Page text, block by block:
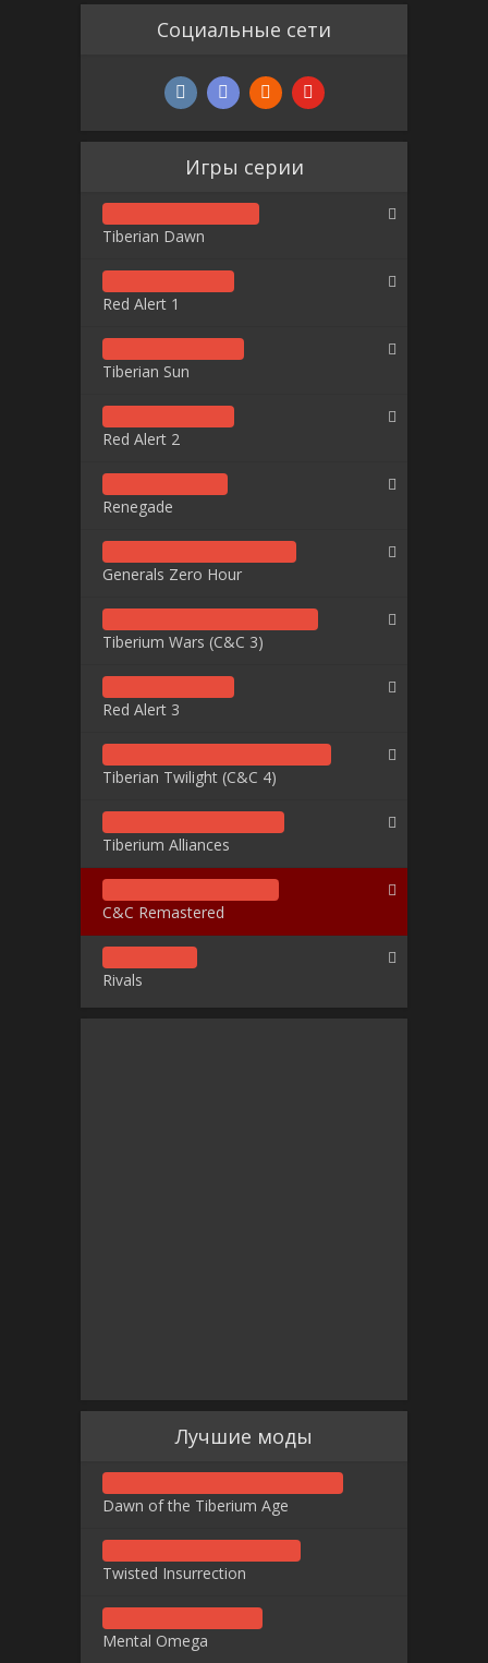
Социальные сети
Игры серии
Tiberian Dawn
Red Alert 1
Tiberian Sun
Red Alert 2
Renegade
Generals Zero Hour
Tiberium Wars (C&C 3)
Red Alert 3
Tiberian Twilight (C&C 4)
Tiberium Alliances
C&C Remastered
Rivals
Лучшие моды
Dawn of the Tiberium Age
Twisted Insurrection
Mental Omega